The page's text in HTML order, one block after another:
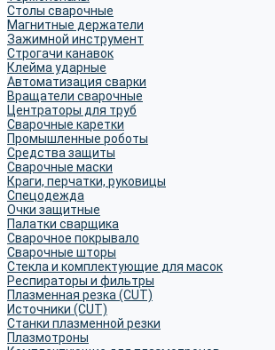
Столы сварочные
Магнитные держатели
Зажимной инструмент
Строгачи канавок
Клейма ударные
Автоматизация сварки
Вращатели сварочные
Центраторы для труб
Сварочные каретки
Промышленные роботы
Средства защиты
Сварочные маски
Краги, перчатки, руковицы
Спецодежда
Очки защитные
Палатки сварщика
Сварочное покрывало
Сварочные шторы
Стекла и комплектующие для масок
Респираторы и фильтры
Плазменная резка (CUT)
Источники (CUT)
Станки плазменной резки
Плазмотроны